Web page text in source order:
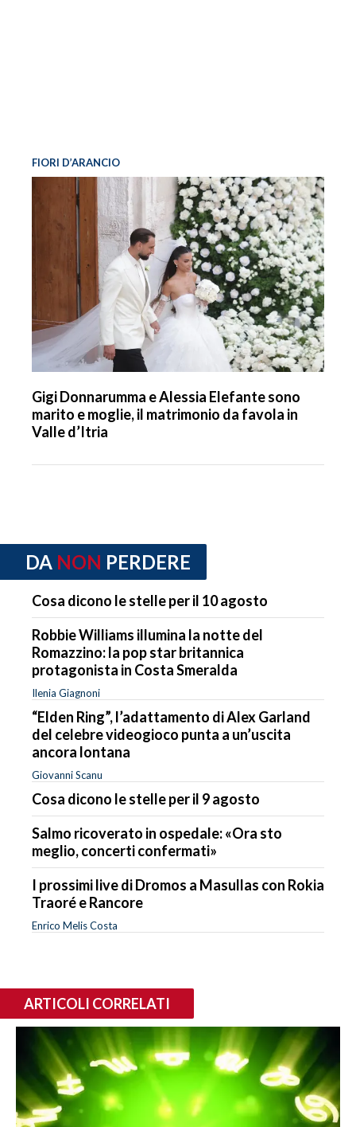
FIORI D’ARANCIO
Gigi Donnarumma e Alessia Elefante sono
marito e moglie, il matrimonio da favola in
Valle d’Itria
DA NON PERDERE
Cosa dicono le stelle per il 10 agosto
Robbie Williams illumina la notte del
Romazzino: la pop star britannica
protagonista in Costa Smeralda
Ilenia Giagnoni
“Elden Ring”, l’adattamento di Alex Garland
del celebre videogioco punta a un’uscita
ancora lontana
Giovanni Scanu
Cosa dicono le stelle per il 9 agosto
Salmo ricoverato in ospedale: «Ora sto
meglio, concerti confermati»
I prossimi live di Dromos a Masullas con Rokia
Traoré e Rancore
Enrico Melis Costa
ARTICOLI CORRELATI